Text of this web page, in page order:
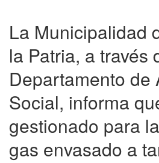
La Municipalidad
la Patria, a través
Departamento de
Social, informa
gestionado para
gas envasado a